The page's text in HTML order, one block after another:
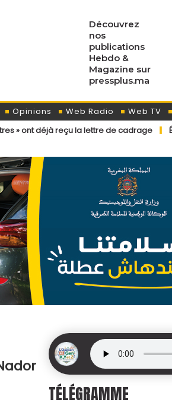
Découvrez
nos
publications
Hebdo &
Magazine sur
pressplus.ma
Opinions Web Radio Web TV
la lettre de cadrage Élections
TÉLÉGRAMME